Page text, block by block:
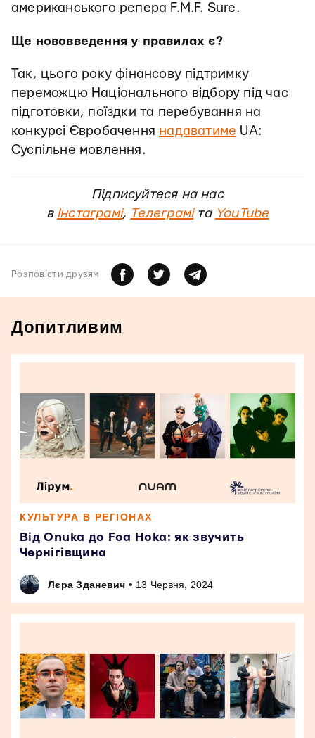
американського репера F.M.F. Sure.
Ще нововведення у правилах є?
Так, цього року фінансову підтримку
переможцю Національного відбору під час
підготовки, поїздки та перебування на
конкурсі Євробачення надаватиме UA:
Суспільне мовлення.
Підписуйтеся на нас
в Інстаграмі, Телеграміта YouTube
Розповiсти друзям
Допитливим
КУЛЬТУРА В РЕГІОНАХ
Від Onuka до Foa Hoka: як звучить
Чернігівщина
Лєра Зданевич • 13 Червня, 2024